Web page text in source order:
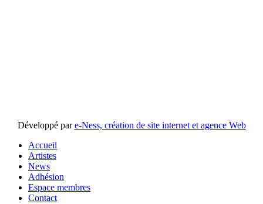
Développé pare-Ness, création de site internet et agence Web
Accueil
Artistes
News
Adhésion
Espace membres
Contact